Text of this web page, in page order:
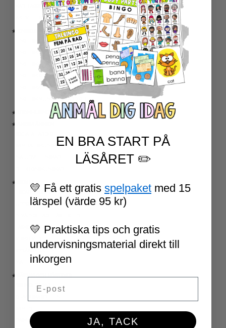
KARTLÄGGNING MATEMATIK
AKTIVITETSPAKET MATEMATIK
★ ENGELSKA
ENGELSKA LÄSNING
ENGELSK SKRIVNING
ENGELSKA ORD- OCH BEGREPP
ENGELSK GRAMATIK
ENGELSKA HÖGFREKVENTA ORD
ENGELSK MUNTLIGA FÄRDIGHET
★ UTOMHUSPEDAGOGIK
★ ANDRA ÄMNEN
SAMHÄLLSKUNSKAP
★ SERIER
ESCAPE ROOMS
UPPGIFTSKORT SVENSKA
LÄSKORT FAKTA
MATTESPIRALEN
★ SÄSONG OCH HÖGTIDER
100 SKOLDAGAR
EN BRA START PÅ
LÄSÅRET ✏️
💛 Få ett gratis spelpaket med 15
lärspel (värde 95 kr)
💛 Praktiska tips och gratis
undervisningsmaterial direkt till
inkorgen
JA, TACK